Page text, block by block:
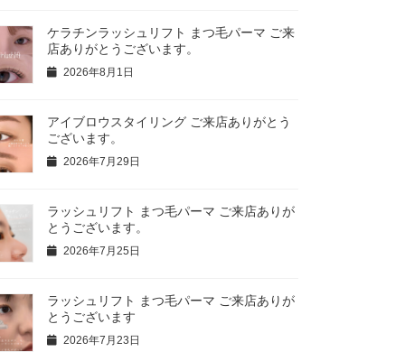
ケラチンラッシュリフト まつ毛パーマ ご来
店ありがとうございます。
2026年8月1日
アイブロウスタイリング ご来店ありがとう
ございます。
2026年7月29日
ラッシュリフト まつ毛パーマ ご来店ありが
とうございます。
2026年7月25日
ラッシュリフト まつ毛パーマ ご来店ありが
とうございます
2026年7月23日